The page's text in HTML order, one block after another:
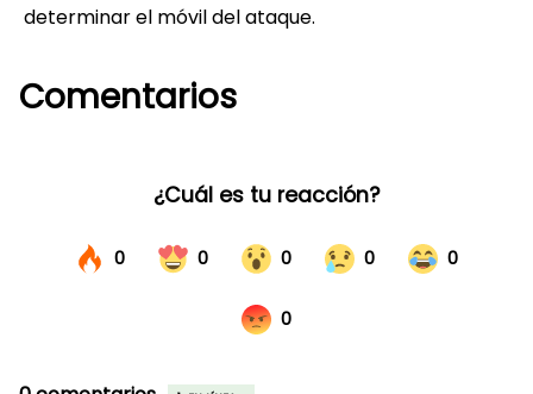
determinar el móvil del ataque.
Comentarios